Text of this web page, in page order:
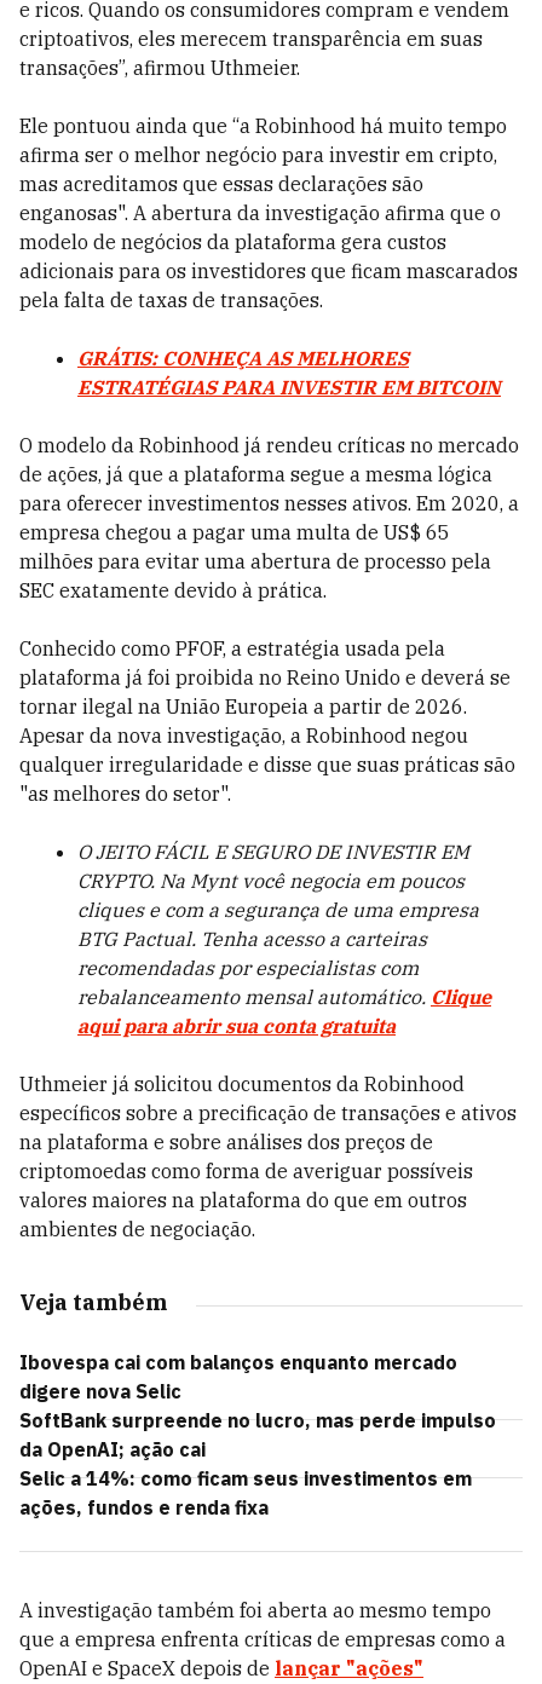
e ricos. Quando os consumidores compram e vendem
criptoativos, eles merecem transparência em suas
transações”, afirmou Uthmeier.
Ele pontuou ainda que “a Robinhood há muito tempo
afirma ser o melhor negócio para investir em cripto,
mas acreditamos que essas declarações são
enganosas". A abertura da investigação afirma que o
modelo de negócios da plataforma gera custos
adicionais para os investidores que ficam mascarados
pela falta de taxas de transações.
GRÁTIS: CONHEÇA AS MELHORES
ESTRATÉGIAS PARA INVESTIR EM BITCOIN
O modelo da Robinhood já rendeu críticas no mercado
de ações, já que a plataforma segue a mesma lógica
para oferecer investimentos nesses ativos. Em 2020, a
empresa chegou a pagar uma multa de US$ 65
milhões para evitar uma abertura de processo pela
SEC exatamente devido à prática.
Conhecido como PFOF, a estratégia usada pela
plataforma já foi proibida no Reino Unido e deverá se
tornar ilegal na União Europeia a partir de 2026.
Apesar da nova investigação, a Robinhood negou
qualquer irregularidade e disse que suas práticas são
"as melhores do setor".
O JEITO FÁCIL E SEGURO DE INVESTIR EM
CRYPTO. Na Mynt você negocia em poucos
cliques e com a segurança de uma empresa
BTG Pactual. Tenha acesso a carteiras
recomendadas por especialistas com
rebalanceamento mensal automático. Clique
aqui para abrir sua conta gratuita
Uthmeier já solicitou documentos da Robinhood
específicos sobre a precificação de transações e ativos
na plataforma e sobre análises dos preços de
criptomoedas como forma de averiguar possíveis
valores maiores na plataforma do que em outros
ambientes de negociação.
Veja também
Ibovespa cai com balanços enquanto mercado
digere nova Selic
SoftBank surpreende no lucro, mas perde impulso
da OpenAI; ação cai
Selic a 14%: como ficam seus investimentos em
ações, fundos e renda fixa
A investigação também foi aberta ao mesmo tempo
que a empresa enfrenta críticas de empresas como a
OpenAI e SpaceX depois de lançar "ações"